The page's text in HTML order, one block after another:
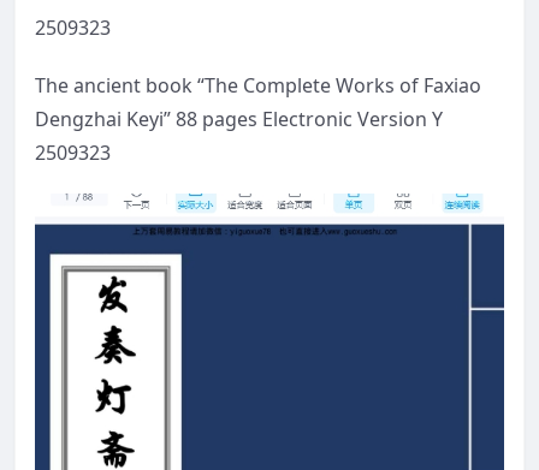
2509323
The ancient book “The Complete Works of Faxiao
Dengzhai Keyi” 88 pages Electronic Version Y
2509323